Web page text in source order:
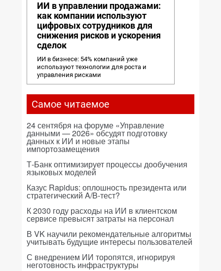
ИИ в управлении продажами:
как компании используют
цифровых сотрудников для
снижения рисков и ускорения
сделок
ИИ в бизнесе: 54% компаний уже
используют технологии для роста и
управления рисками
Самое читаемое
24 сентября на форуме «Управление
данными — 2026» обсудят подготовку
данных к ИИ и новые этапы
импортозамещения
Т-Банк оптимизирует процессы дообучения
языковых моделей
Казус Rapidus: оплошность президента или
стратегический A/B-тест?
К 2030 году расходы на ИИ в клиентском
сервисе превысят затраты на персонал
В VK научили рекомендательные алгоритмы
учитывать будущие интересы пользователей
С внедрением ИИ торопятся, игнорируя
неготовность инфраструктуры